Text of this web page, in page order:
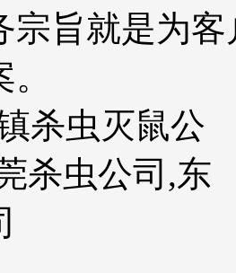
宗旨就是为